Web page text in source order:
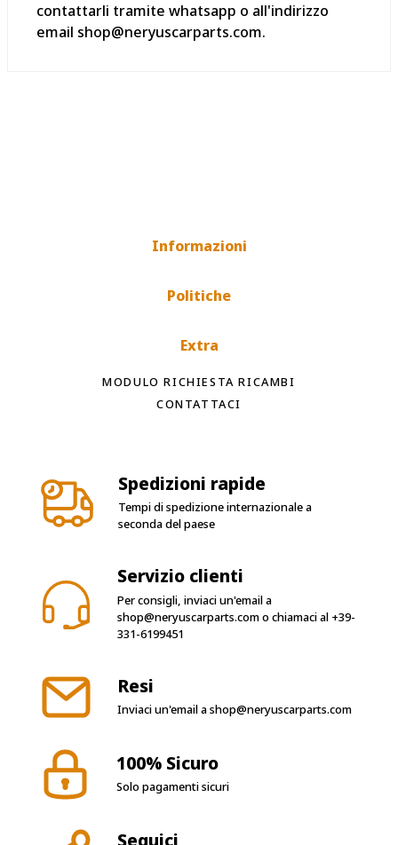
contattarli tramite whatsapp o all'indirizzo
email shop@neryuscarparts.com.
Informazioni
Politiche
Extra
MODULO RICHIESTA RICAMBI
CONTATTACI
Spedizioni rapide
Tempi di spedizione internazionale a
seconda del paese
Servizio clienti
Per consigli, inviaci un'email a
shop@neryuscarparts.como chiamaci al +39-
331-6199451
Resi
Inviaci un'email ashop@neryuscarparts.com
100% Sicuro
Solo pagamenti sicuri